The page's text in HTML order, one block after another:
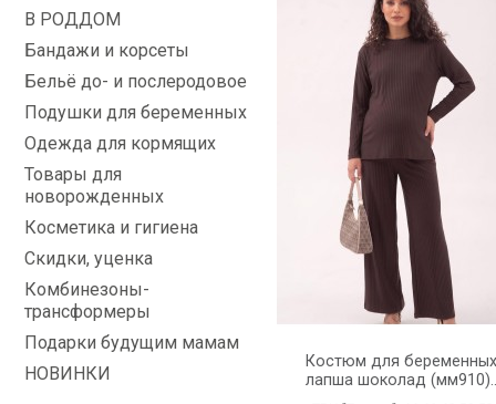
В РОДДОМ
Бандажи и корсеты
Бельё до- и послеродовое
Подушки для беременных
Одежда для кормящих
Товары для
новорожденных
Косметика и гигиена
Скидки, уценка
Комбинезоны-
трансформеры
Подарки будущим мамам
НОВИНКИ
Костюм для
лапша шоколад